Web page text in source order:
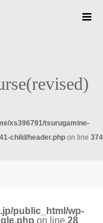
xs396791/tsurugamine-
child/header.php on line 374
public_html/wp-
on line28